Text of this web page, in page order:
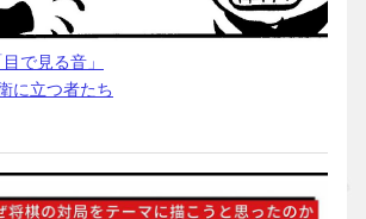
で見る音」
に立つ者たち